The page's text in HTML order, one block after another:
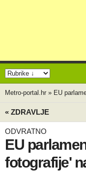
Metro-portal.hr » EU
« ZDRAVLJE
ODVRATNO
EU
fotografije'